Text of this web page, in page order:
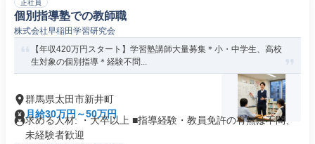
正社員
個別指導塾での教師職
株式会社早稲田学習研究会
【年収420万円スタート】学習塾講師大量募集＊小・中学生、高校
生対象の個別指導＊経験不問...
群馬県太田市新井町
月給30万円～50万円
求める人材: ・大卒以上 ■指導経験・教員免許の有無は不問、
未経験者歓迎